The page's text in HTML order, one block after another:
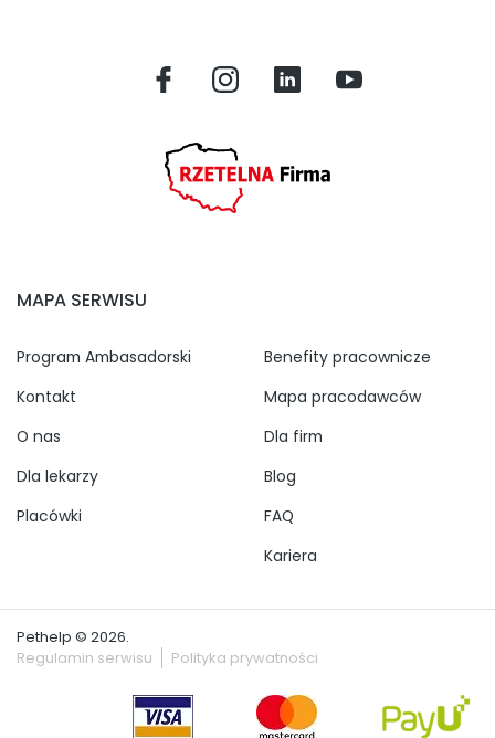
MAPA SERWISU
Program Ambasadorski
Kontakt
O nas
Dla lekarzy
Placówki
Benefity pracownicze
Mapa pracodawców
Dla firm
Blog
FAQ
Kariera
Pethelp © 2026.
Regulamin serwisu
Polityka prywatności